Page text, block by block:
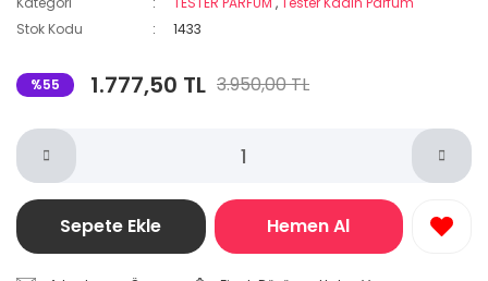
Stok Kodu
1433
%55 1.777,50 TL 3.950,00 TL
Sepete Ekle Hemen Al